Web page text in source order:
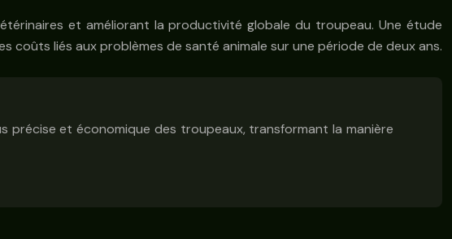
et améliorant la productivité globale du troupeau. Une étude
liés aux problèmes de santé animale sur une période de deux ans.
précise et économique des troupeaux, transformant la manière